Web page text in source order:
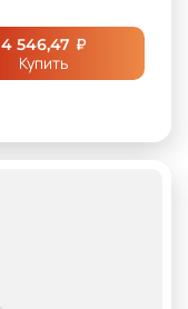
4 546,47 ₽
Купить